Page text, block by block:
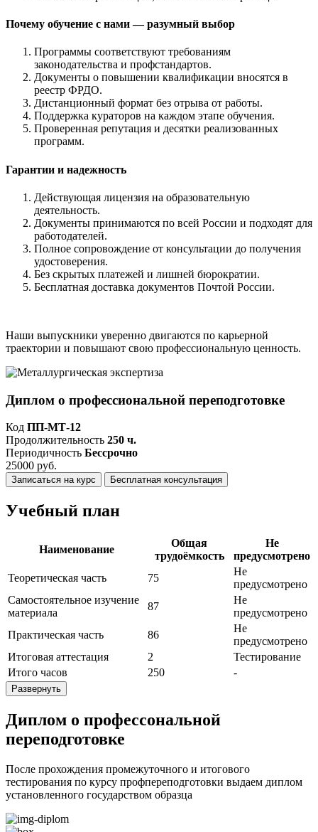
Почему обучение с нами — разумный выбор
Программы соответствуют требованиям
законодательства и профстандартов.
Документы о повышении квалификации вносятся в
реестр ФРДО.
Дистанционный формат без отрыва от работы.
Поддержка кураторов на каждом этапе обучения.
Проверенная репутация и десятки реализованных
программ.
Гарантии и надежность
Действующая лицензия на образовательную
деятельность.
Документы принимаются по всей России и подходят для
работодателей.
Полное сопровождение от консультации до получения
удостоверения.
Без скрытых платежей и лишней бюрократии.
Бесплатная доставка документов Почтой России.
Наши выпускники уверенно двигаются по карьерной
траектории и повышают свою профессиональную ценность.
Диплом о профессиональной переподготовке
Код ПП-МТ-12
Продолжительность 250 ч.
Периодичность Бессрочно
25000 руб.
Записаться на курс Бесплатная консультация
Учебный план
Наименование
Общая
трудоёмкость
Не
предусмотрено
Теоретическая часть
75
Не
предусмотрено
Самостоятельное изучение
материала
87
Не
предусмотрено
Практическая часть
86
Не
предусмотрено
Итоговая аттестация
2
Тестирование
Итого часов
250 -
Развернуть
Диплом о профессональной
переподготовке
После прохождения промежуточного и итогового
тестирования по курсу профпереподготовки выдаем диплом
установленного государством образца